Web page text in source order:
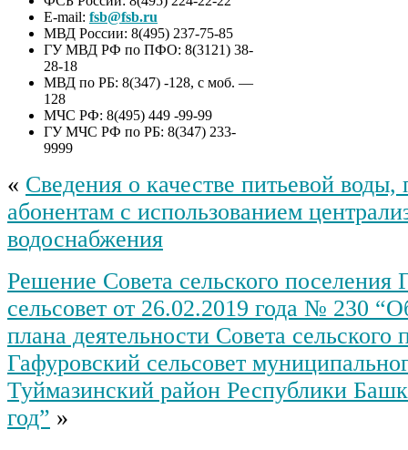
E-mail: fsb@fsb.ru
МВД России: 8(495) 237-75-85
ГУ МВД РФ по ПФО: 8(3121) 38-
28-18
МВД по РБ: 8(347) -128, с моб. —
128
МЧС РФ: 8(495) 449 -99-99
ГУ МЧС РФ по РБ: 8(347) 233-
9999
« Сведения о качестве питьевой воды,
абонентам с использованием
водоснабжения
Решение Совета сельского поселения
сельсовет от 26.02.2019 года № 230
плана деятельности Совета сельского
Гафуровский сельсовет
Туймазинский район Республики
год” »